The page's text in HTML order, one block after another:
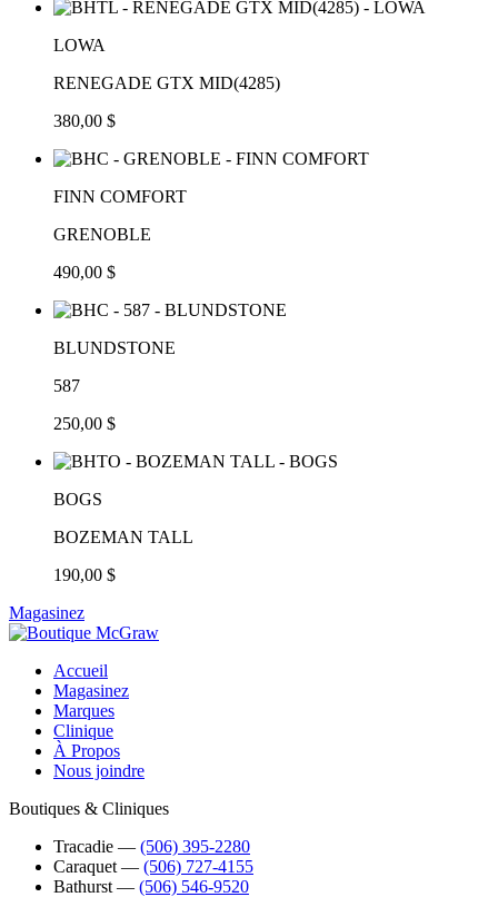
LOWA
RENEGADE GTX MID(4285)
380,00 $
FINN COMFORT
GRENOBLE
490,00 $
BLUNDSTONE
587
250,00 $
BOGS
BOZEMAN TALL
190,00 $
Magasinez
Accueil
Magasinez
Marques
Clinique
À Propos
Nous joindre
Boutiques & Cliniques
Tracadie ― (506) 395-2280
Caraquet ― (506) 727-4155
Bathurst ― (506) 546-9520